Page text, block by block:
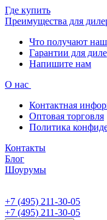
Где купить
Преимущества для
Что получают
Гарантии для
Напишите нам
О нас
Контактная
Оптовая торговля
Политика
Контакты
Блог
Шоурумы
+7 (495) 211-30-05
+7 (495) 211-30-05